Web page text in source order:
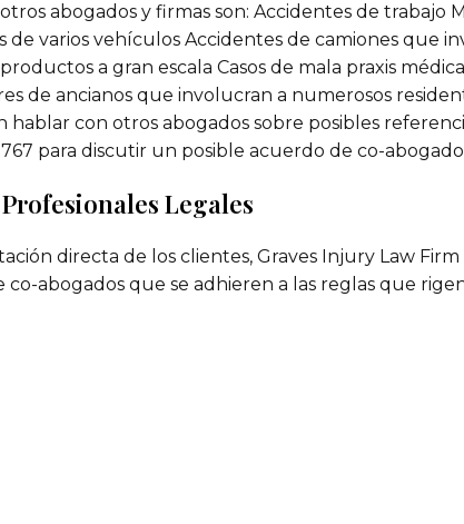
abogados y firmas son: Accidentes de trabajo
de varios vehículos Accidentes de camiones que
a gran escala Casos de mala praxis
de ancianos que involucran a numerosos
hablar con otros abogados sobre posibles
para discutir un posible acuerdo de co-
Legales
directa de los clientes, Graves Injury Law Firm
abogados que se adhieren a las reglas que